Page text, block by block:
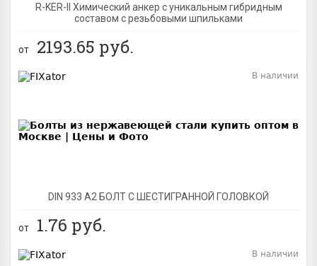
R-KER-II Химический анкер с уникальным гибридным
составом с резьбовыми шпильками
от 2193.65 руб.
DIN 933 А2 БОЛТ С ШЕСТИГРАННОЙ ГОЛОВКОЙ
В наличии
от 1.76 руб.
В наличии